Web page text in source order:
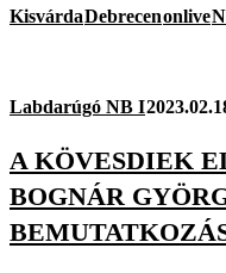
KisvárdaDebrecenonlive
Labdarúgó NB I
A KÖVESDIEK
BOGNÁR